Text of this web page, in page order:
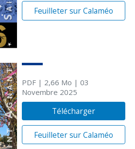
Feuilleter sur Calaméo
PDF| 2,66 Mo | 03
Novembre 2025
Télécharger
Feuilleter sur Calaméo